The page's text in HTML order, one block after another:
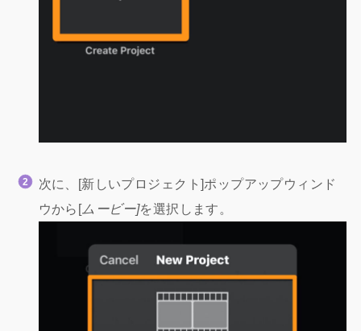
次に、[新しいプロジェクト]ポップアップウィンド
ウから[ムービー]を選択します。